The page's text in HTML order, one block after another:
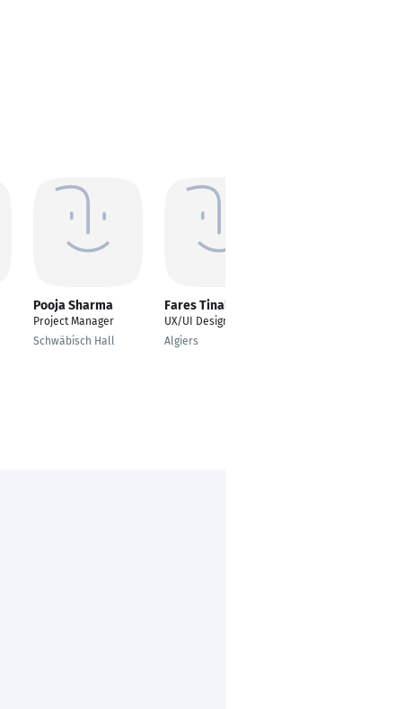
Pooja Sharma
Project Manager
Schwäbisch Hall
Fares Tinakiche
UX/UI Designer
Algiers